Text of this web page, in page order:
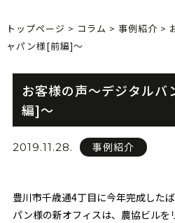
トップページ > コラム > 事例紹介 >
ャパン様[前編]〜
お客様の声〜デジタル
編]〜
2019.11.28. 事例紹介
豊川市千歳通4丁目に今年完成した
パン様の新オフィスは、農協ビルを